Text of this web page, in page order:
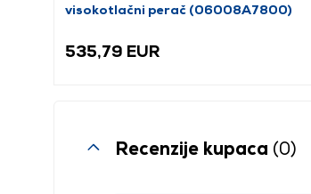
visokotlačni perač (06008A7800)
535,79 EUR
Recenzije kupaca (0)